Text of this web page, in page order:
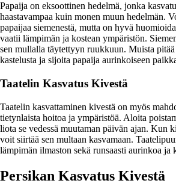
Papaija on eksoottinen hedelmä, jonka
haastavampaa kuin monen muun hedelmän.
papaijaa siemenestä, mutta on hyvä
vaatii lämpimän ja kostean ympäristön.
sen mullalla täytettyyn ruukkuun. Muista
kastelusta ja sijoita papaija aurinkoiseen
Taatelin Kasvatus Kivestä
Taatelin kasvattaminen kivestä on myös
tietynlaista hoitoa ja ympäristöä. Aloita
liota se vedessä muutaman päivän ajan. Kun
voit siirtää sen multaan kasvamaan.
lämpimän ilmaston sekä runsaasti aurinkoa ja
Persikan Kasvatus Kivestä